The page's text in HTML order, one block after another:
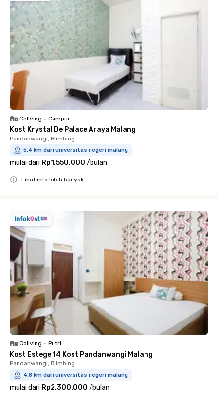
Coliving • Campur
Kost Krystal De Palace Araya Malang
Pandanwangi, Blimbing
5.4 km dari universitas negeri malang
mulai dari Rp1.550.000 /bulan
Lihat info lebih banyak
Coliving • Putri
Kost Estege 14 Kost Pandanwangi Malang
Pandanwangi, Blimbing
4.8 km dari universitas negeri malang
mulai dari Rp2.300.000 /bulan